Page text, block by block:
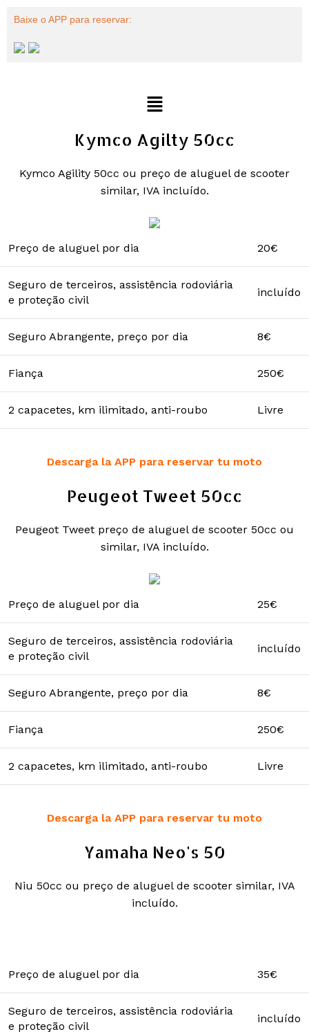
Baixe o APP para reservar:
Kymco Agilty 50cc
Kymco Agility 50cc ou preço de aluguel de scooter
similar, IVA incluído.
Preço de aluguel por dia 20€
Seguro de terceiros, assistência rodoviária
e proteção civil
incluído
Seguro Abrangente, preço por dia 8€
Fiança 250€
2 capacetes, km ilimitado, anti-roubo Livre
Descarga la APP para reservar tu moto
Peugeot Tweet 50cc
Peugeot Tweet preço de aluguel de scooter 50cc ou
similar, IVA incluído.
Preço de aluguel por dia 25€
Seguro de terceiros, assistência rodoviária
e proteção civil
incluído
Seguro Abrangente, preço por dia 8€
Fiança 250€
2 capacetes, km ilimitado, anti-roubo Livre
Descarga la APP para reservar tu moto
Yamaha Neo's 50
Niu 50cc ou preço de aluguel de scooter similar, IVA
incluído.
Preço de aluguel por dia 35€
Seguro de terceiros, assistência rodoviária
e proteção civil
incluído